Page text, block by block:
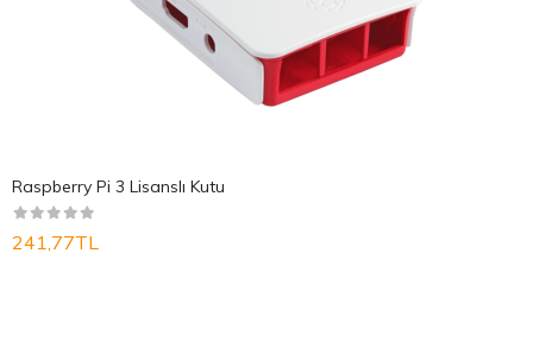
Raspberry Pi 3 Lisanslı Kutu
241,77TL